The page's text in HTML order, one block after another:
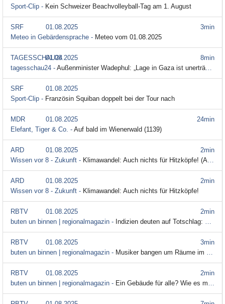
Sport-Clip - Kein Schweizer Beachvolleyball-Tag am 1. August
3min
SRF
01.08.2025
Meteo in Gebärdensprache - Meteo vom 01.08.2025
8min
TAGESSCHAU2401.08.2025
tagesschau24 - Außenminister Wadephul: „Lage in Gaza ist unerträglich“
SRF
01.08.2025
Sport-Clip - Französin Squiban doppelt bei der Tour nach
24min
MDR
01.08.2025
Elefant, Tiger & Co. - Auf bald im Wienerwald (1139)
2min
ARD
01.08.2025
Wissen vor 8 - Zukunft - Klimawandel: Auch nichts für Hitzköpfe! (Audiodeskription)
2min
ARD
01.08.2025
Wissen vor 8 - Zukunft - Klimawandel: Auch nichts für Hitzköpfe!
2min
RBTV
01.08.2025
buten un binnen | regionalmagazin - Indizien deuten auf Totschlag: Freispruch, Freispruch und Haftstrafte?
3min
RBTV
01.08.2025
buten un binnen | regionalmagazin - Musiker bangen um Räume im Bremer Künstlerhaus "Use Akschen 91"
2min
RBTV
01.08.2025
buten un binnen | regionalmagazin - Ein Gebäude für alle? Wie es mit der Umgedrehten Kommode weitergeht